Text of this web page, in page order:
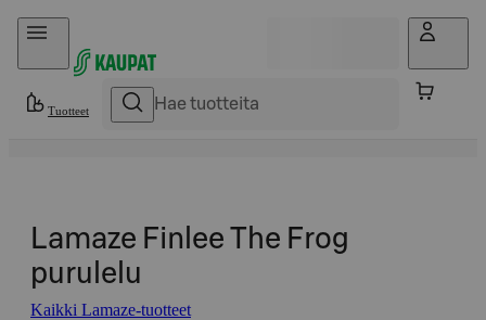
Hyppää sisältöön
Tuotteet
Lamaze Finlee The Frog
purulelu
Kaikki Lamaze-tuotteet